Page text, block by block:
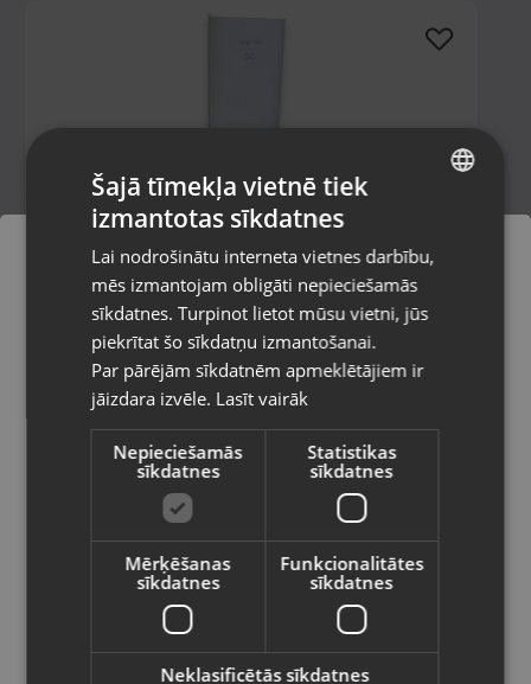
Huawei H158-381
Rīga, Dzirnavu iela 119 - 58
Stāvoklis Lietots (Garantija 6 mēneši)
75.00€
/mēn.
Level One FSW-0808TX
Pasūtījumi tiks piegādāti uz
izvēlēto valsti
Vietnes saturs būs attēlots izvēlētajā
valodā
Valsts
Latviešu / Latvian
RUSSIAN
Šajā tīmekļa vietnē tiek
izmantotas sīkdatnes
Lai nodrošinātu interneta vietnes darbību,
mēs izmantojam obligāti nepieciešamās
sīkdatnes. Turpinot lietot mūsu vietni, jūs
piekrītat šo sīkdatņu izmantošanai.
Par pārējām sīkdatnēm apmeklētājiem ir
jāizdara izvēle. Lasīt vairāk
Nepieciešamās
sīkdatnes
Statistikas
sīkdatnes
Mērķēšanas
sīkdatnes
Funkcionalitātes
sīkdatnes
Neklasificētās sīkdatnes